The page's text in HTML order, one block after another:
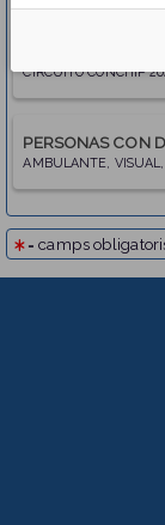
CIRCUITO CONCHIP
PERSONAS CON
AMBULANTE,
= camps